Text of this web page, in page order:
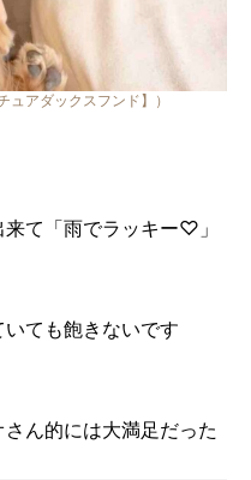
アダックスフンド】）
て「雨でラッキー♡」
ても飽きないです
ん的には大満足だった